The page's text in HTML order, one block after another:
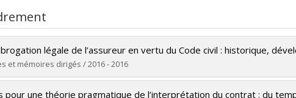
légale de l’assureur en vertu du Code civil : historique,
et mémoires dirigés / 2016 - 2016
:Mondor, Xavier
pour une théorie pragmatique de l’interprétation du contrat : du